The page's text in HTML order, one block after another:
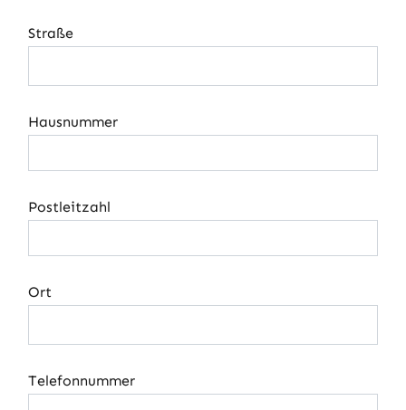
Straße
Hausnummer
Postleitzahl
Ort
Telefonnummer